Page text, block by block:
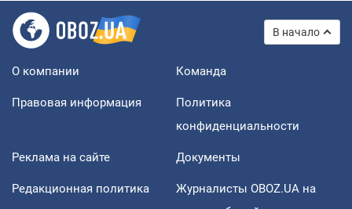
В начало
О компании Команда
Правовая информация
Политика
конфиденциальности
Реклама на сайте Документы
Редакционная политика
Журналисты OBOZ.UA на